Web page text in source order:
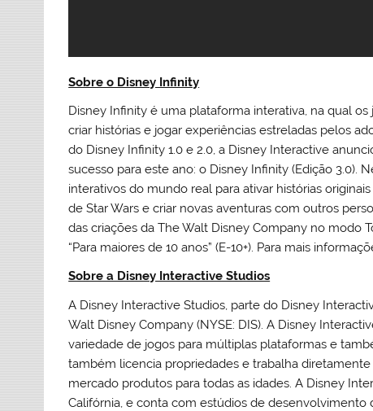
Sobre o Disney Infinity
Disney Infinity é uma plataforma interativa, na qual
criar histórias e jogar experiências estreladas pelos
do Disney Infinity 1.0 e 2.0, a Disney Interactive
sucesso para este ano: o Disney Infinity (Edição 3.0).
interativos do mundo real para ativar histórias
de Star Wars e criar novas aventuras com outros
das criações da The Walt Disney Company no modo
“Para maiores de 10 anos” (E-10+). Para mais
Sobre a Disney Interactive Studios
A Disney Interactive Studios, parte do Disney
Walt Disney Company (NYSE: DIS). A Disney
variedade de jogos para múltiplas plataformas e
também licencia propriedades e trabalha
mercado produtos para todas as idades. A Disney
Califórnia, e conta com estúdios de